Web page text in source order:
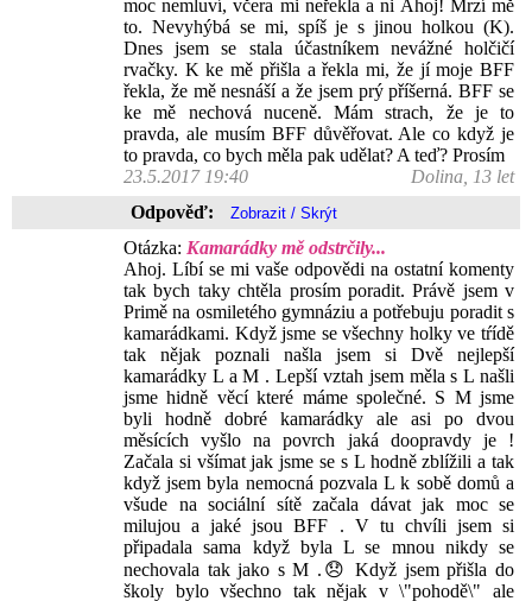
moc nemluví, včera mi neřekla a ni Ahoj! Mrzí mě
to. Nevyhýbá se mi, spíš je s jinou holkou (K).
Dnes jsem se stala účastníkem nevážné holčičí
rvačky. K ke mě přišla a řekla mi, že jí moje BFF
řekla, že mě nesnáší a že jsem prý příšerná. BFF se
ke mě nechová nuceně. Mám strach, že je to
pravda, ale musím BFF důvěřovat. Ale co když je
to pravda, co bych měla pak udělat? A teď? Prosím
23.5.2017 19:40
Dolina, 13 let
Odpověď:
Otázka: Kamarádky mě odstrčily...
Ahoj. Líbí se mi vaše odpovědi na ostatní komenty
tak bych taky chtěla prosím poradit. Právě jsem v
Primě na osmiletého gymnáziu a potřebuju poradit s
kamarádkami. Když jsme se všechny holky ve tŕídě
tak nějak poznali našla jsem si Dvě nejlepší
kamarádky L a M . Lepší vztah jsem měla s L našli
jsme hidně věcí které máme společné. S M jsme
byli hodně dobré kamarádky ale asi po dvou
měsících vyšlo na povrch jaká doopravdy je !
Začala si všímat jak jsme se s L hodně zblížili a tak
když jsem byla nemocná pozvala L k sobě domů a
všude na sociální sítě začala dávat jak moc se
milujou a jaké jsou BFF . V tu chvíli jsem si
připadala sama když byla L se mnou nikdy se
nechovala tak jako s M .😞 Když jsem přišla do
školy bylo všechno tak nějak v \"pohodě\" ale